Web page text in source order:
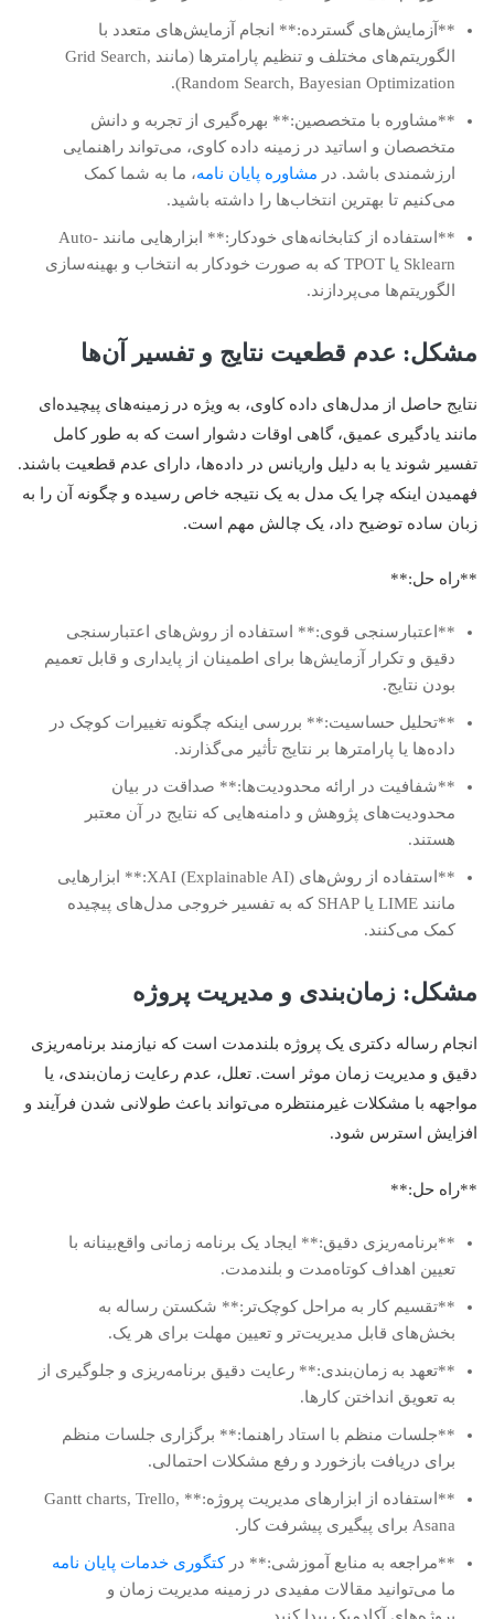
**آزمایش‌های گسترده:** انجام آزمایش‌های متعدد با
الگوریتم‌های مختلف و تنظیم پارامترها (مانند Grid Search,
Random Search, Bayesian Optimization).
**مشاوره با متخصصین:** بهره‌گیری از تجربه و دانش
متخصصان و اساتید در زمینه داده کاوی، می‌تواند راهنمایی
ارزشمندی باشد. در مشاوره پایان نامه، ما به شما کمک
می‌کنیم تا بهترین انتخاب‌ها را داشته باشید.
**استفاده از کتابخانه‌های خودکار:** ابزارهایی مانند Auto-
Sklearn یا TPOT که به صورت خودکار به انتخاب و بهینه‌سازی
الگوریتم‌ها می‌پردازند.
مشکل: عدم قطعیت نتایج و تفسیر آن‌ها
نتایج حاصل از مدل‌های داده کاوی، به ویژه در زمینه‌های پیچیده‌ای
مانند یادگیری عمیق، گاهی اوقات دشوار است که به طور کامل
تفسیر شوند یا به دلیل واریانس در داده‌ها، دارای عدم قطعیت باشند.
فهمیدن اینکه چرا یک مدل به یک نتیجه خاص رسیده و چگونه آن را به
زبان ساده توضیح داد، یک چالش مهم است.
**راه حل:**
**اعتبارسنجی قوی:** استفاده از روش‌های اعتبارسنجی
دقیق و تکرار آزمایش‌ها برای اطمینان از پایداری و قابل تعمیم
بودن نتایج.
**تحلیل حساسیت:** بررسی اینکه چگونه تغییرات کوچک در
داده‌ها یا پارامترها بر نتایج تأثیر می‌گذارند.
**شفافیت در ارائه محدودیت‌ها:** صداقت در بیان
محدودیت‌های پژوهش و دامنه‌هایی که نتایج در آن معتبر
هستند.
**استفاده از روش‌های XAI (Explainable AI):** ابزارهایی
مانند LIME یا SHAP که به تفسیر خروجی مدل‌های پیچیده
کمک می‌کنند.
مشکل: زمان‌بندی و مدیریت پروژه
انجام رساله دکتری یک پروژه بلندمدت است که نیازمند برنامه‌ریزی
دقیق و مدیریت زمان موثر است. تعلل، عدم رعایت زمان‌بندی، یا
مواجهه با مشکلات غیرمنتظره می‌تواند باعث طولانی شدن فرآیند و
افزایش استرس شود.
**راه حل:**
**برنامه‌ریزی دقیق:** ایجاد یک برنامه زمانی واقع‌بینانه با
تعیین اهداف کوتاه‌مدت و بلندمدت.
**تقسیم کار به مراحل کوچک‌تر:** شکستن رساله به
بخش‌های قابل مدیریت‌تر و تعیین مهلت برای هر یک.
**تعهد به زمان‌بندی:** رعایت دقیق برنامه‌ریزی و جلوگیری از
به تعویق انداختن کارها.
**جلسات منظم با استاد راهنما:** برگزاری جلسات منظم
برای دریافت بازخورد و رفع مشکلات احتمالی.
**استفاده از ابزارهای مدیریت پروژه:** Gantt charts, Trello,
Asana برای پیگیری پیشرفت کار.
**مراجعه به منابع آموزشی:** درکتگوری خدمات پایان نامه
ما می‌توانید مقالات مفیدی در زمینه مدیریت زمان و
پروژه‌های آکادمیک پیدا کنید.